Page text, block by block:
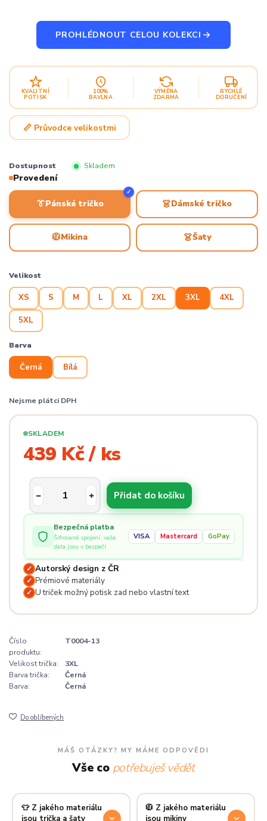
PROHLÉDNOUT CELOU KOLEKCI
KVALITNÍ
POTISK
100%
BAVLNA
VÝMĚNA
ZDARMA
RYCHLÉ
DORUČENÍ
📏 Průvodce velikostmi
Dostupnost Skladem
Provedení
👔Pánské tričko
✓
👗Dámské tričko
🧥Mikina 👗Šaty
Velikost
XS S M L XL 2XL 3XL 4XL
5XL
Barva
Černá Bílá
Nejsme plátci DPH
SKLADEM
439 Kč / ks
Přidat do košíku
Bezpečná platba
Šifrované spojení, vaše
data jsou v bezpečí
VISA Mastercard GoPay
✓ Autorský design z ČR
✓ Prémiové materiály
✓ U triček možný potisk zad nebo vlastní text
Číslo
produktu:
T0004-13
Velikost trička:
3XL
Barva trička:
Černá
Barva:
Černá
Do oblíbených
MÁŠ OTÁZKY? MY MÁME ODPOVĚDI
Vše co potřebuješ vědět
👕 Z jakého materiálu
jsou trička a šaty
🧥 Z jakého materiálu
jsou mikiny